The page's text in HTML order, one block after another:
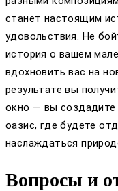
станет настоящим
удовольствия. Не
история о вашем
вдохновить вас на
результате вы
окно — вы создадите
оазис, где будете
наслаждаться
Вопросы и